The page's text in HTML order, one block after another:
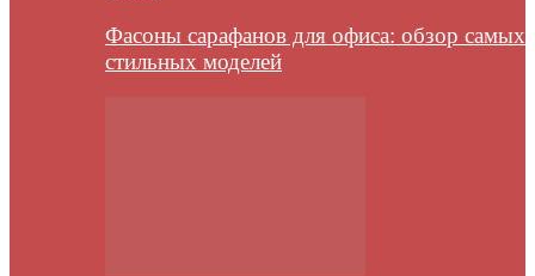
Фасоны сарафанов для офиса: обзор самых
стильных моделей